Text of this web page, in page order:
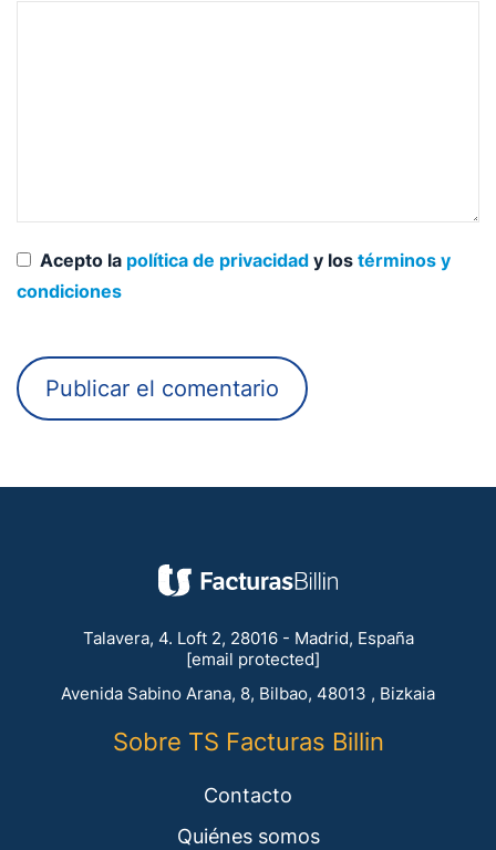
Acepto la política de privacidad y los términos y
condiciones
Talavera, 4. Loft 2, 28016 - Madrid, España
[email protected]
Avenida Sabino Arana, 8, Bilbao, 48013 , Bizkaia
Sobre TS Facturas Billin
Contacto
Quiénes somos